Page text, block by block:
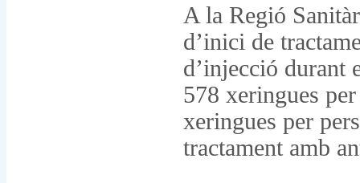
A la Regió
d’inici de
d’injecció durant
578 xeringues
xeringues per
tractament amb